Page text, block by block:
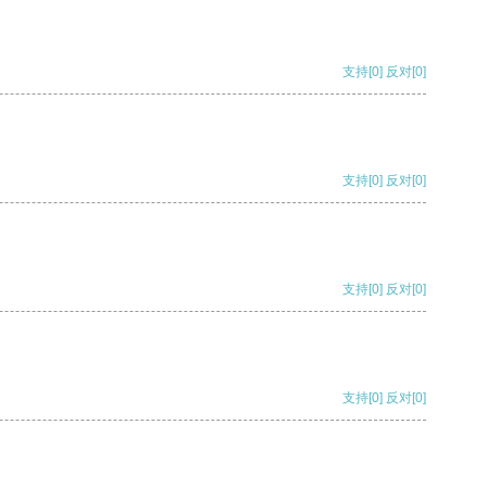
支持[0] 反对[0]
支持[0] 反对[0]
支持[0] 反对[0]
支持[0] 反对[0]